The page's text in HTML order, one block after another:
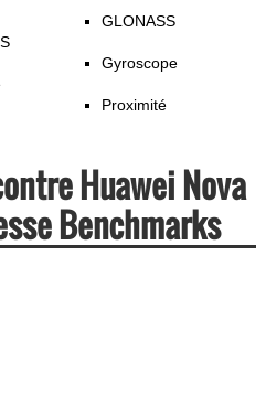
GLONASS
Gyroscope
Proximité
Huawei Nova
Benchmarks